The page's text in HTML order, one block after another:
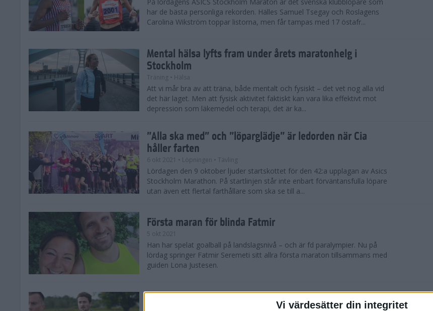
Vi värdesätter din integritet
På lördagens ASICS Stockholm Maraton är det svenska klubblöpare som
har de bästa personliga rekorden. Hälles Samuel Tsegay och Roslagens
Carolina Wikström toppar listorna, men får tampas med 17 östafr...
Mental hälsa lyfts fram under årets maratonhelg i
Stockholm
Träning • Hälsa
Att vi mår bra av att träna, både mentalt och fysiskt – det vet nog alla vid
det här laget. Men att fysisk aktivitet faktiskt kan vara lika effektivt mot
depression som läkemedel och terapi, det är ka...
”Alla ska med” och ”löparglädje” är ledorden när Cia
håller farten
6 okt 2021 • Löpningen • Tävling
Lördagen den 9 oktober ljuder startskottet för den 42:a upplagan av Asics
Stockholm Marathon. På startlinjen står inte enbart förväntansfulla löpare
utan även ett flertal farthållare som ska se till a...
Första maran för blinda Fatmir
5 okt 2021
Han har spelat goalball på landslagsnivå – och är fd paralympier. Nu på
lördag springer Fatmir Seremeti sitt allra första maraton tillsammans med
guiden Lona Justesen.
Träningstipset: Oscar Claessons tröskelintervaller på gräs